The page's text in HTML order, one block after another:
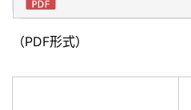
（PDF形式）